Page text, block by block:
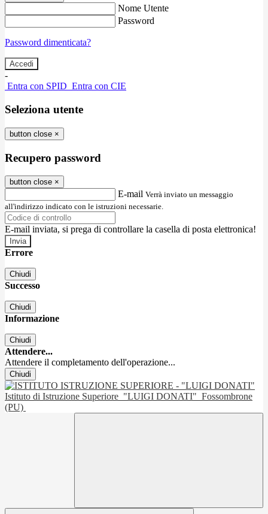
Nome Utente
Password
Password dimenticata?
-
Entra con SPID Entra con CIE
Seleziona utente
button close ×
Recupero password
button close ×
E-mail Verrà inviato un messaggio
all'indirizzo indicato con le istruzioni necessarie.
E-mail inviata, si prega di controllare la casella di posta elettronica!
Errore
Chiudi
Successo
Chiudi
Informazione
Chiudi
Attendere...
Attendere il completamento dell'operazione...
Chiudi
Istituto di Istruzione Superiore "LUIGI DONATI" Fossombrone
(PU)